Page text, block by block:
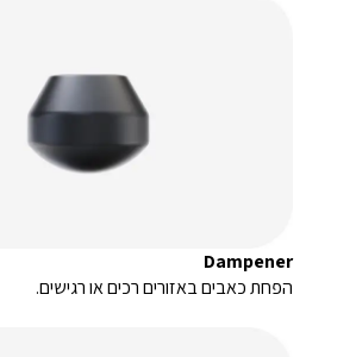
Dampener
הפחת כאבים באזורים רכים או רגישים.